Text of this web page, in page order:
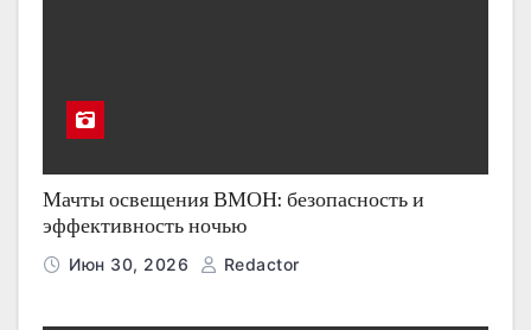
Мачты освещения ВМОН: безопасность и
эффективность ночью
Июн 30, 2026 Redactor